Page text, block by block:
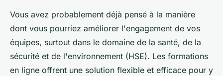
Vous avez probablement déjà pensé à la manière
dont vous pourriez améliorer l'engagement de vos
équipes, surtout dans le domaine de la santé, de la
sécurité et de l'environnement (HSE). Les formations
en ligne offrent une solution flexible et efficace pour y